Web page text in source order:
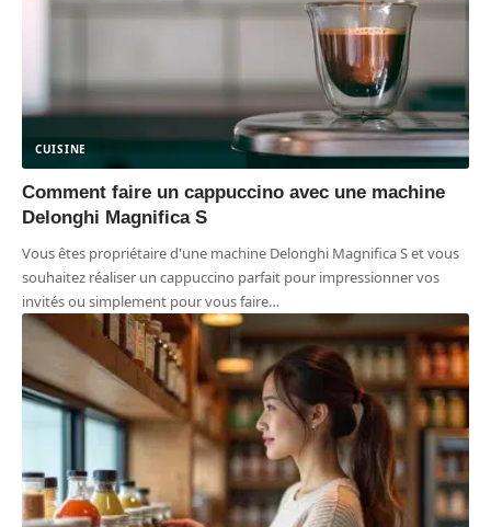
CUISINE
Comment faire un cappuccino avec une machine
Delonghi Magnifica S
Vous êtes propriétaire d'une machine Delonghi Magnifica S et vous
souhaitez réaliser un cappuccino parfait pour impressionner vos
invités ou simplement pour vous faire…